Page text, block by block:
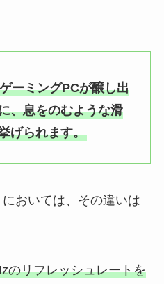
ーミングPCが醸し出
、息をのむような滑
げられます。
おいては、その違いは
のリフレッシュレートを